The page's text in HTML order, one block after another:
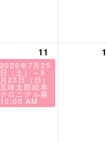
11
2026年7月25
日（土）～8
月23日（日）
五味太郎絵本
クロニクル展
10:00 AM